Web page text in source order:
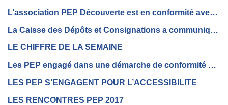
L’association PEP Découverte est en conformité avec le RGPD
La Caisse des Dépôts et Consignations a communiqué sur les premières modalités de fonctionnement de l’application mobile « Mon Compte Formation »
LE CHIFFRE DE LA SEMAINE
Les PEP engagé dans une démarche de conformité RGPD
LES PEP S’ENGAGENT POUR L’ACCESSIBILITE
LES RENCONTRES PEP 2017